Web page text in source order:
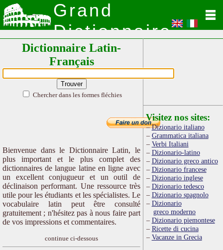
Grand
Dictionnaire
Latin
Dictionnaire Latin-
Français
Chercher dans les formes fléchies
Bienvenue dans le Dictionnaire Latin, le
plus important et le plus complet des
dictionnaires de langue latine en ligne avec
un excellent conjugueur et un outil de
déclinaison performant. Une ressource très
utile pour les étudiants et les spécialistes. Le
vocabulaire latin peut être consulté
gratuitement ; n'hésitez pas à nous faire part
de vos impressions et commentaires.
continue ci-dessous
Visitez nos sites:
Dizionario italiano
Grammatica italiana
Verbi Italiani
Dizionario-latino
Dizionario greco antico
Dizionario francese
Dizionario inglese
Dizionario tedesco
Dizionario spagnolo
Dizionario
greco moderno
Dizionario piemontese
Ricette di cucina
Vacanze in Grecia